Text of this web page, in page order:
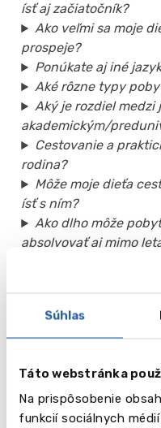
Súhlas
Táto webstránka
Na prispôsobenie
funkcií sociálnych
ísť aj začiatočník?
Ako veľmi sa moje
prospeje?
Ponúkate aj iné
Aké rôzne typy
Aký je rozdiel medzi
akademickým/
Cestovanie a
rodina?
Môže moje dieťa
ísť s ním?
Ako dlho môže
absolvovať aj mimo